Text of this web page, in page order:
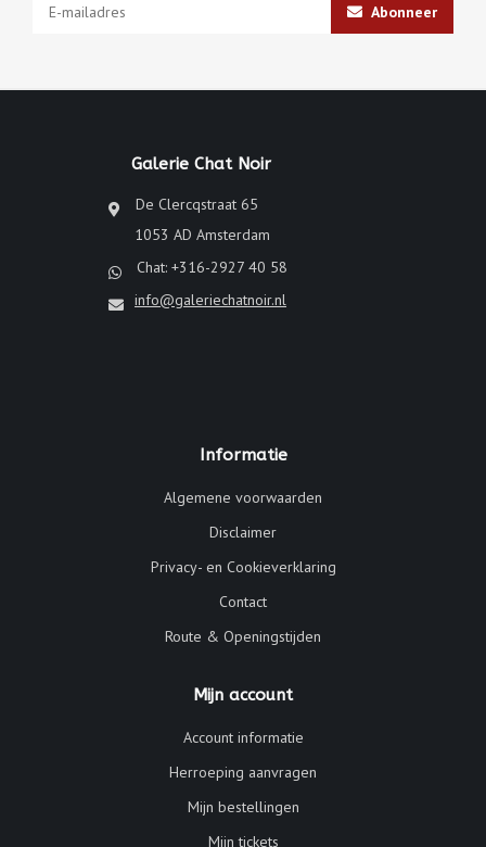
Abonneer
Galerie Chat Noir
De Clercqstraat 65
1053 AD Amsterdam
Chat: +316-2927 40 58
info@galeriechatnoir.nl
Informatie
Algemene voorwaarden
Disclaimer
Privacy- en Cookieverklaring
Contact
Route & Openingstijden
Mijn account
Account informatie
Herroeping aanvragen
Mijn bestellingen
Mijn tickets